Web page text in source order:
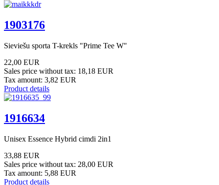
1903176
Sieviešu sporta T-krekls "Prime Tee W"
22,00 EUR
Sales price without tax: 18,18 EUR
Tax amount: 3,82 EUR
Product details
1916634
Unisex Essence Hybrid cimdi 2in1
33,88 EUR
Sales price without tax: 28,00 EUR
Tax amount: 5,88 EUR
Product details